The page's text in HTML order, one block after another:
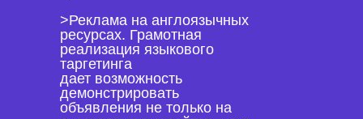
>Реклама на англоязычных
ресурсах. Грамотная
реализация языкового
таргетинга
дает возможность
демонстрировать
объявления не только на